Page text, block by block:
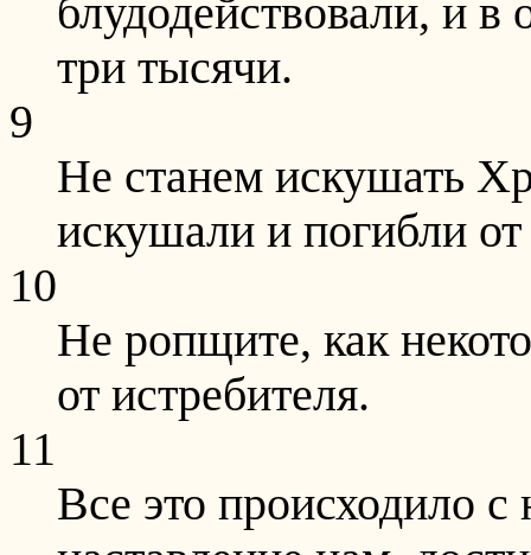
блудодействовали, и в
три тысячи.
9
Не станем искушать
искушали и погибли
10
Не ропщите, как
от истребителя.
11
Все это происходило